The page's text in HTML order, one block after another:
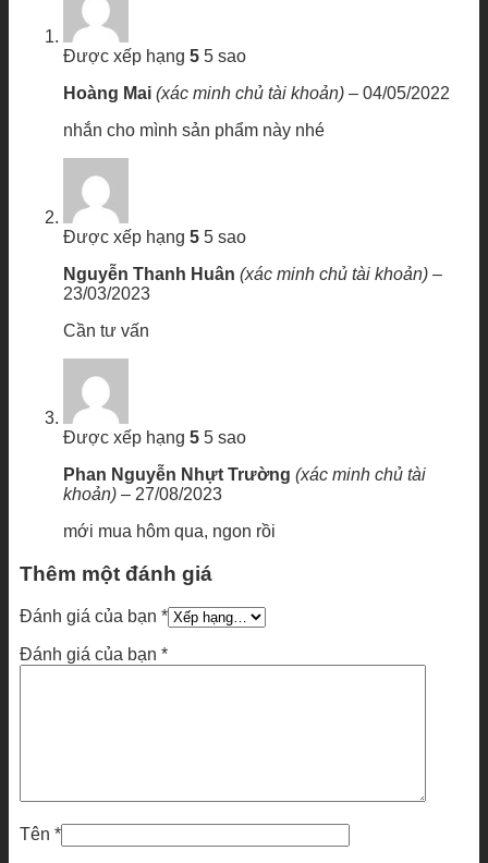
Được xếp hạng 5 5 sao
Hoàng Mai (xác minh chủ tài khoản) – 04/05/2022
nhắn cho mình sản phẩm này nhé
Được xếp hạng 5 5 sao
Nguyễn Thanh Huân (xác minh chủ tài khoản) –
23/03/2023
Cần tư vấn
Được xếp hạng 5 5 sao
Phan Nguyễn Nhựt Trường (xác minh chủ tài
khoản) – 27/08/2023
mới mua hôm qua, ngon rồi
Thêm một đánh giá
Đánh giá của bạn *
Đánh giá của bạn *
Tên *